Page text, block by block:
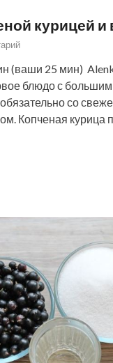
курицей
(ваши 25 мин)
блюдо с
со
Копченая курица